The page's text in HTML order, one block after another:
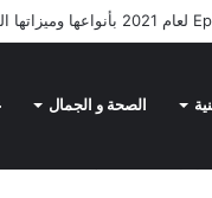
تشير إلى أن امتداد الإنسان
الصحة و الجمال